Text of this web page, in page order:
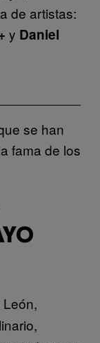
de artistas:
y Daniel
se han
fama de los